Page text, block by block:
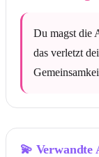
Du magst die
das verletzt
💫 Verwandte